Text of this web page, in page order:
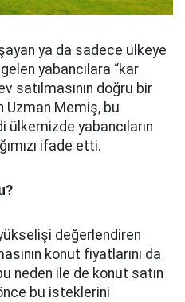
ya da sadece ülkeye
yabancılara “kar
satılmasının doğru bir
Uzman Memiş, bu
yabancıların
ifade etti.
değerlendiren
konut fiyatlarını da
neden ile de konut satın
bu isteklerini